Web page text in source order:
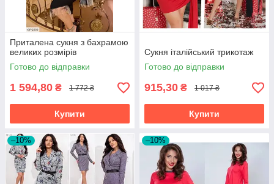
Приталена сукня з бахрамою
великих розмірів
Готово до відправки
1 594,80 ₴ 1 772 ₴
Купити
Сукня італійський трикотаж
Готово до відправки
915,30 ₴ 1 017 ₴
Купити
–10% –10%